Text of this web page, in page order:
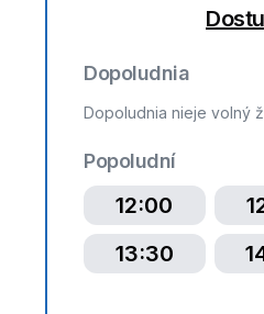
Dopoludnia
Dopoludnia nieje volný
Popoludní
12:00
13:30